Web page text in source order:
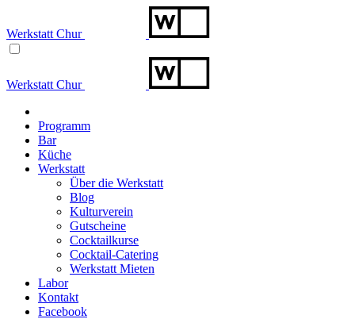
Werkstatt Chur
Werkstatt Chur
Programm
Bar
Küche
Werkstatt
Über die Werkstatt
Blog
Kulturverein
Gutscheine
Cocktailkurse
Cocktail-Catering
Werkstatt Mieten
Labor
Kontakt
Facebook